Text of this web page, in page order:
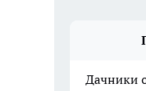
Дачники